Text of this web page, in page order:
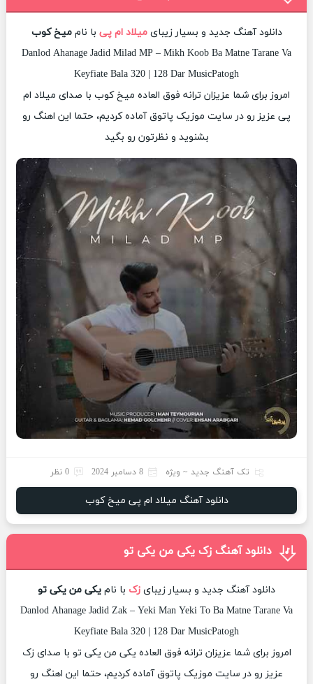
دانلود آهنگ جدید و بسیار زیبایمیلاد ام پی با ناممیخ کوب
Danlod Ahanage Jadid Milad MP – Mikh Koob Ba Matne Tarane Va
Keyfiate Bala 320 | 128 Dar MusicPatogh
امروز برای شما عزیزان ترانه فوق العاده میخ کوب با صدای میلاد ام
پی عزیز رو در سایت موزیک پاتوق آماده کردیم، حتما این اهنگ رو
بشنوید و نظرتون رو بگید
تک آهنگ جدید ~ ویژه 8 دسامبر 2024 0 نظر
دانلود آهنگ میلاد ام پی میخ کوب
دانلود آهنگ زک یکی من یکی تو
دانلود آهنگ جدید و بسیار زیبای زک با نام یکی من یکی تو
Danlod Ahanage Jadid Zak – Yeki Man Yeki To Ba Matne Tarane Va
Keyfiate Bala 320 | 128 Dar MusicPatogh
امروز برای شما عزیزان ترانه فوق العاده یکی من یکی تو با صدای زک
عزیز رو در سایت موزیک پاتوق آماده کردیم، حتما این اهنگ رو